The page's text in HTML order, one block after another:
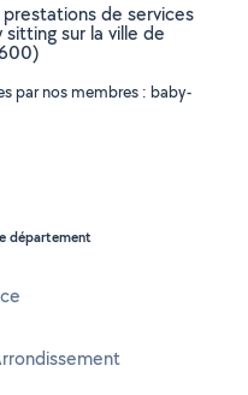
de services
sur la ville de
par nos membres : baby-
département